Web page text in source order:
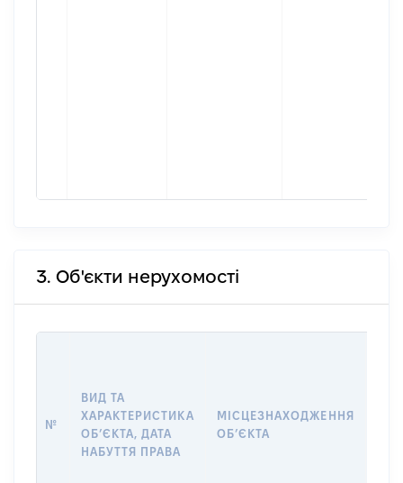
3. Об'єкти нерухомості
№
ВИД ТА
ХАРАКТЕРИСТИКА
ОБʼЄКТА, ДАТА
НАБУТТЯ ПРАВА
МІСЦЕЗНАХОДЖЕННЯ
ОБʼЄКТА